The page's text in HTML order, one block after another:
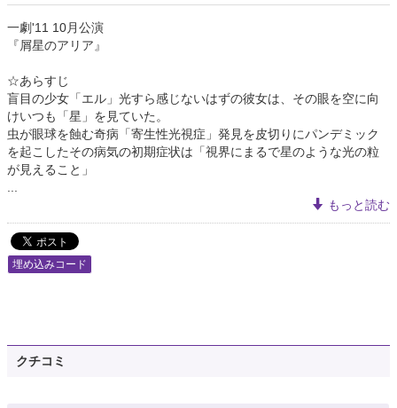
一劇'11 10月公演
『屑星のアリア』
☆あらすじ
盲目の少女「エル」光すら感じないはずの彼女は、その眼を空に向
けいつも「星」を見ていた。
虫が眼球を蝕む奇病「寄生性光視症」発見を皮切りにパンデミック
を起こしたその病気の初期症状は「視界にまるで星のような光の粒
が見えること」
もっと読む
埋め込みコード
クチコミ